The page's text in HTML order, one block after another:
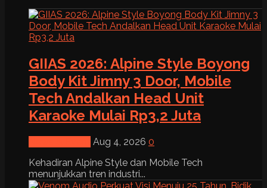
GIIAS 2026: Alpine Style Boyong
Body Kit Jimny 3 Door, Mobile
Tech Andalkan Head Unit
Karaoke Mulai Rp3,2 Juta
Aug 4, 2026 0
Kehadiran Alpine Style dan Mobile Tech
menunjukkan tren industri...